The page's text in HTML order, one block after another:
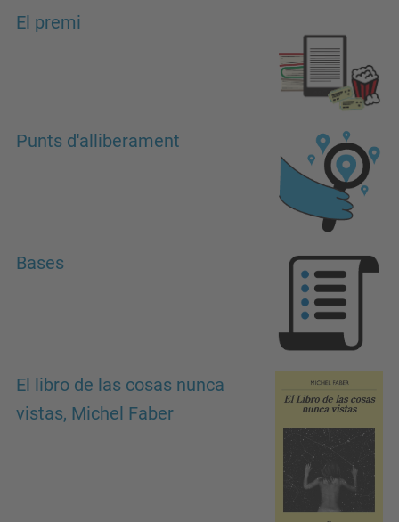
El premi
Punts d'alliberament
Bases
El libro de las cosas nunca
vistas, Michel Faber